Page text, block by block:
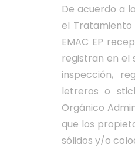
De acuerdo a
el Tratamiento
EMAC EP
registran en el
inspección,
letreros o
Orgánico
que los
sólidos y/o